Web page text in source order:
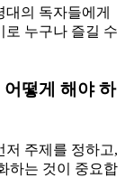
의 독자들에게
로 누구나 즐길 수
떻게 해야 하
저 주제를 정하고,
하는 것이 중요합